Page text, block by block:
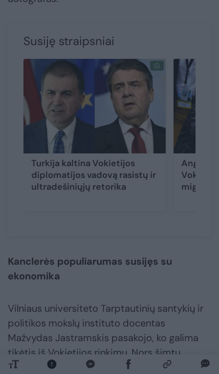
Susiję straipsniai
Turkija kaltina Vokietijos
diplomatijos vadovą rasistų ir
ultradešiniųjų retorika
Angela
Kanclerės populiarumas susijęs su
ekonomika
Vilniaus universiteto Tarptautinių santykių ir
politikos mokslų instituto docentas
Mažvydas Jastramskis pasakojo, ko galima
tikėtis iš Vokietijos rinkimų. Nors šimtu
procentų politikoje nieko negalima